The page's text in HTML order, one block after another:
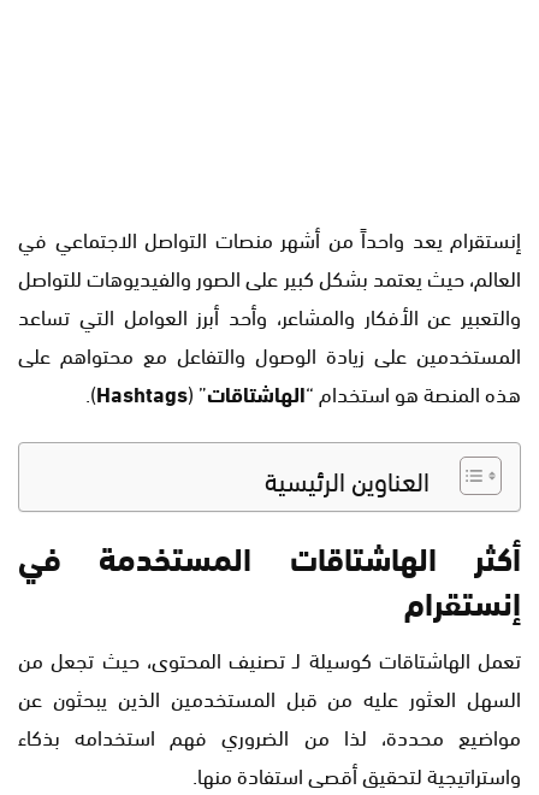
إنستقرام يعد واحداً من أشهر منصات التواصل الاجتماعي في
العالم، حيث يعتمد بشكل كبير على الصور والفيديوهات للتواصل
والتعبير عن الأفكار والمشاعر، وأحد أبرز العوامل التي تساعد
المستخدمين على زيادة الوصول والتفاعل مع محتواهم على
هذه المنصة هو استخدام “الهاشتاقات” (
Hashtags
).
العناوين الرئيسية
أكثر الهاشتاقات المستخدمة في
إنستقرام
تعمل الهاشتاقات كوسيلة لـ تصنيف المحتوى، حيث تجعل من
السهل العثور عليه من قبل المستخدمين الذين يبحثون عن
مواضيع محددة، لذا من الضروري فهم استخدامه بذكاء
واستراتيجية لتحقيق أقصى استفادة منها.